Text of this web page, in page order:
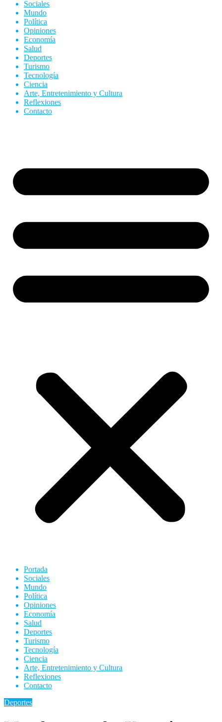
Sociales
Mundo
Política
Opiniones
Economía
Salud
Deportes
Turismo
Tecnología
Ciencia
Arte, Entretenimiento y Cultura
Reflexiones
Contacto
Portada
Sociales
Mundo
Política
Opiniones
Economía
Salud
Deportes
Turismo
Tecnología
Ciencia
Arte, Entretenimiento y Cultura
Reflexiones
Contacto
Deportes